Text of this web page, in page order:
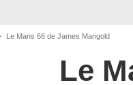
Le Mans 66 de James Mangold
Le